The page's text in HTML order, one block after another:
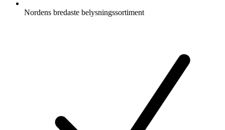
Nordens bredaste belysningssortiment